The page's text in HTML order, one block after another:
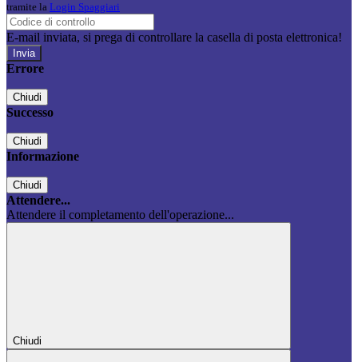
tramite la Login Spaggiari
E-mail inviata, si prega di controllare la casella di posta elettronica!
Errore
Chiudi
Successo
Chiudi
Informazione
Chiudi
Attendere...
Attendere il completamento dell'operazione...
Chiudi